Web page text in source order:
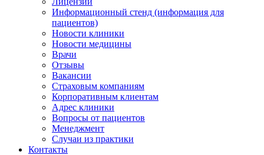
Информационный стенд (информация для
пациентов)
Новости клиники
Новости медицины
Врачи
Отзывы
Вакансии
Страховым компаниям
Корпоративным клиентам
Адрес клиники
Вопросы от пациентов
Менеджмент
Случаи из практики
Контакты